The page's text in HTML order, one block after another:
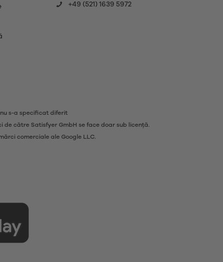
+49 (521) 1639 5972
s-a specificat diferit
de către Satisfyer GmbH se face doar sub licență.
comerciale ale Google LLC.